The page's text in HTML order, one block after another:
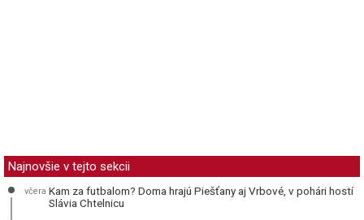
Najnovšie v tejto sekcii
včera Kam za futbalom? Doma hrajú Piešťany aj Vrbové, v pohári hostí
Slávia Chtelnicu